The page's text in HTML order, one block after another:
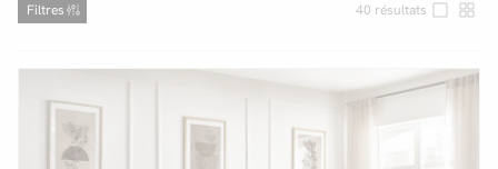
Facilité de paiements
Livraison
Filtres 40 résultats